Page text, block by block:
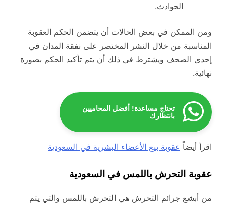
الحوادث.
ومن الممكن في بعض الحالات أن يتضمن الحكم العقوبة
المناسبة من خلال النشر المختصر على نفقة المدان في
إحدى الصحف ويشترط في ذلك أن يتم تأكيد الحكم بصورة
نهائية.
تحتاج مساعدة! أفضل المحاميين
بانتظارك
اقرأ أيضاً عقوبة بيع الأعضاء البشرية في السعودية
عقوبة التحرش باللمس في السعودية
من أبشع جرائم التحرش هي التحرش باللمس والتي يتم